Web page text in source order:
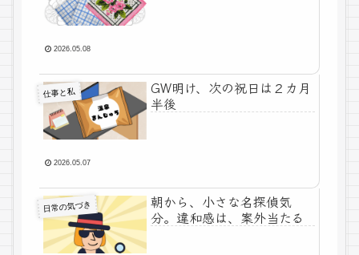
2026.05.08
仕事と私
GW明け、次の祝日は２カ月
半後
2026.05.07
日常の気づき
朝から、小さな名探偵気
分。違和感は、案外当たる